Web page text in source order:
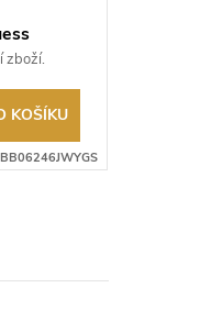
zboží.
KOŠÍKU